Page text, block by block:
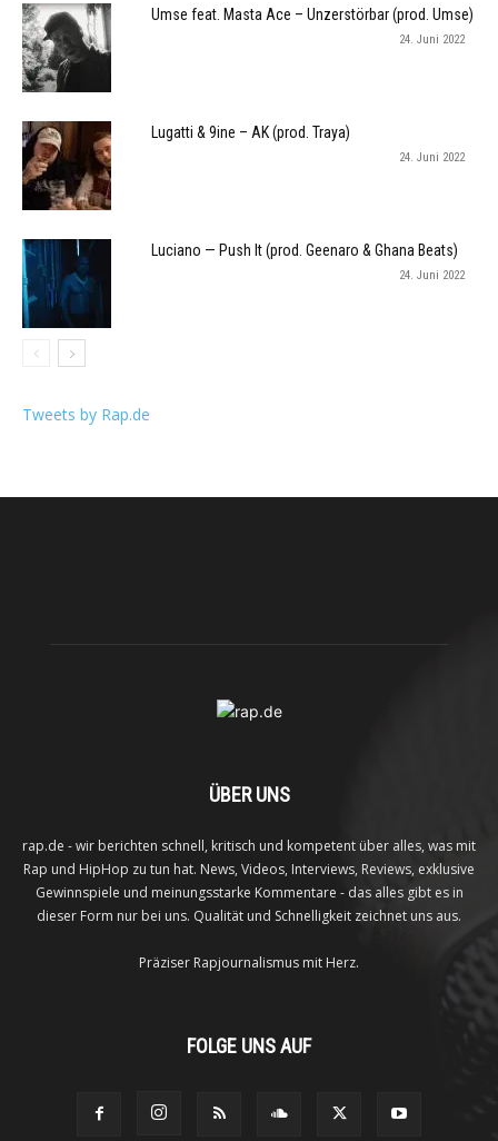
Umse feat. Masta Ace – Unzerstörbar (prod. Umse)
24. Juni 2022
Lugatti & 9ine – AK (prod. Traya)
24. Juni 2022
Luciano — Push It (prod. Geenaro & Ghana Beats)
24. Juni 2022
Tweets by Rap.de
ÜBER UNS
rap.de - wir berichten schnell, kritisch und kompetent über alles, was mit
Rap und HipHop zu tun hat. News, Videos, Interviews, Reviews, exklusive
Gewinnspiele und meinungsstarke Kommentare - das alles gibt es in
dieser Form nur bei uns. Qualität und Schnelligkeit zeichnet uns aus.
Präziser Rapjournalismus mit Herz.
FOLGE UNS AUF